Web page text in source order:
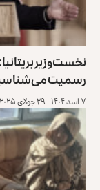
نخست‌وزیر
رسمیت
۷ اسد ۱۴۰۴ - ۲۹ جولای ۲۰۲۵